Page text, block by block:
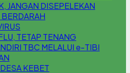
JANGAN DISEPELEKAN
TETAP TENANG
TBC MELALUI e-TIBI
KEBET